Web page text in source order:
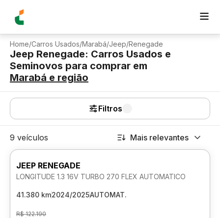
Home/Carros Usados/Marabá/Jeep/Renegade
Jeep Renegade: Carros Usados e
Seminovos para comprar em
Marabá e região
Filtros
9 veículos Mais relevantes
JEEP RENEGADE
LONGITUDE 1.3 16V TURBO 270 FLEX AUTOMATICO
41.380 km2024/2025AUTOMAT.
R$ 122.190